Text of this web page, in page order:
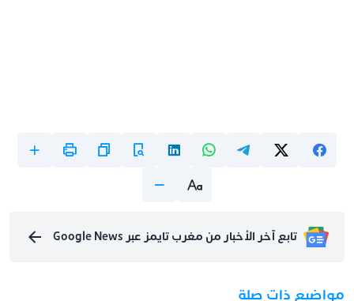
تابع آخر الأخبار من مغرب تايمز عبر Google News
مواضيع ذات صلة